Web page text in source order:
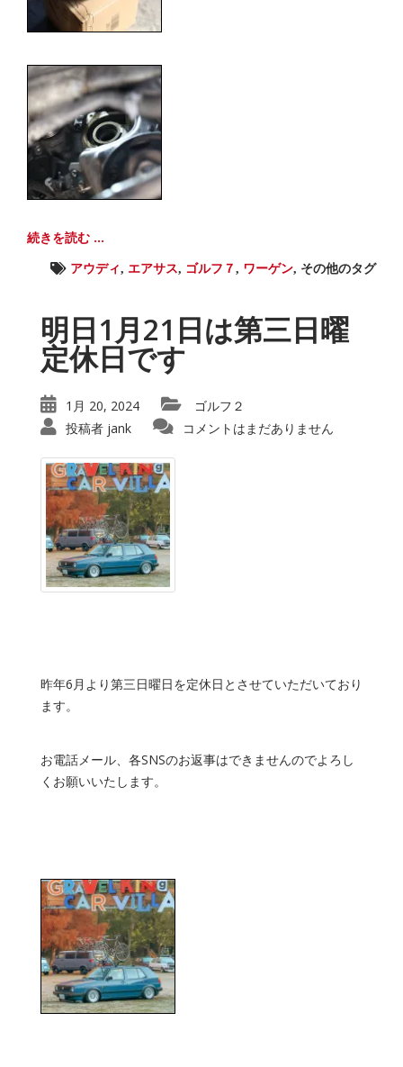
続きを読む ...
アウディ, エアサス, ゴルフ７ , ワーゲン, その他のタグ
明日1月21日は第三日曜
定休日です
1月 20, 2024
ゴルフ２
投稿者 jank コメントはまだありません
昨年6月より第三日曜日を定休日とさせていただいており
ます。
お電話メール、各SNSのお返事はできませんのでよろし
くお願いいたします。